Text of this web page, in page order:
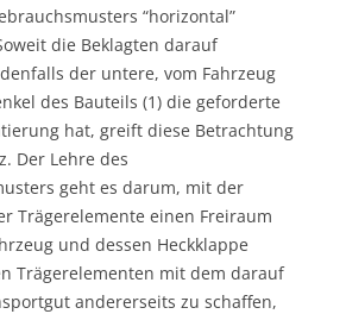
“horizontal”
die Beklagten darauf
der untere, vom Fahrzeug
des Bauteils (1) die geforderte
hat, greift diese Betrachtung
Der Lehre des
geht es darum, mit der
Trägerelemente einen Freiraum
und dessen Heckklappe
Trägerelementen mit dem darauf
andererseits zu schaffen,